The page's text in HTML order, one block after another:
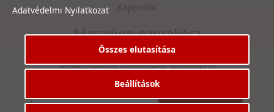
Kapcsolat
Maradjon naprakész
Íratkozzon fel hírlevelünkre, hogy első kézből
értesülhessen legfrissebb akcióinkról
Adatvédelmi Nyilatkozat
Összes elutasítása
Beállítások